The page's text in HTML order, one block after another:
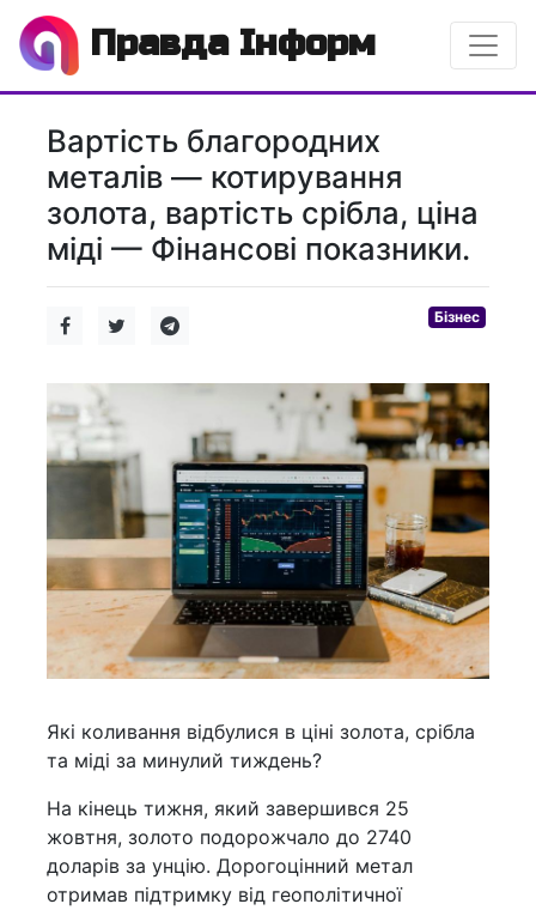
Правда Інформ
Вартість благородних
металів — котирування
золота, вартість срібла, ціна
міді — Фінансові показники.
Бізнес
Які коливання відбулися в ціні золота, срібла
та міді за минулий тиждень?
На кінець тижня, який завершився 25
жовтня, золото подорожчало до 2740
доларів за унцію. Дорогоцінний метал
отримав підтримку від геополітичної